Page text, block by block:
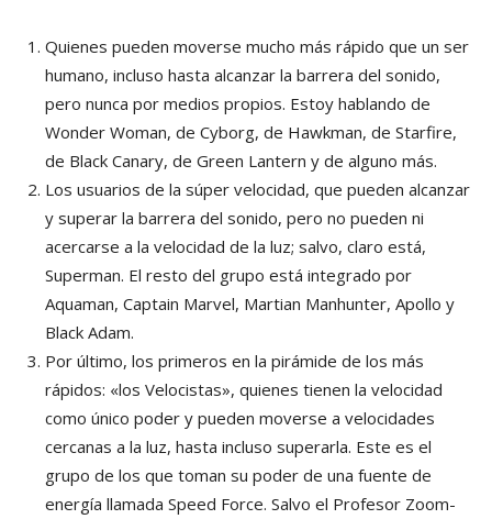
Quienes pueden moverse mucho más rápido que un ser
humano, incluso hasta alcanzar la barrera del sonido,
pero nunca por medios propios. Estoy hablando de
Wonder Woman, de Cyborg, de Hawkman, de Starfire,
de Black Canary, de Green Lantern y de alguno más.
Los usuarios de la súper velocidad, que pueden alcanzar
y superar la barrera del sonido, pero no pueden ni
acercarse a la velocidad de la luz; salvo, claro está,
Superman. El resto del grupo está integrado por
Aquaman, Captain Marvel, Martian Manhunter, Apollo y
Black Adam.
Por último, los primeros en la pirámide de los más
rápidos: «los Velocistas», quienes tienen la velocidad
como único poder y pueden moverse a velocidades
cercanas a la luz, hasta incluso superarla. Este es el
grupo de los que toman su poder de una fuente de
energía llamada Speed Force. Salvo el Profesor Zoom-